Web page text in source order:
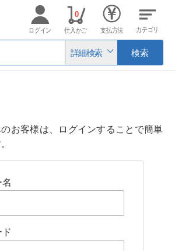
詳細検索 検索
ログイン 仕入かご
0
支払方法 カテゴリ
お客様は、ログインすることで簡単